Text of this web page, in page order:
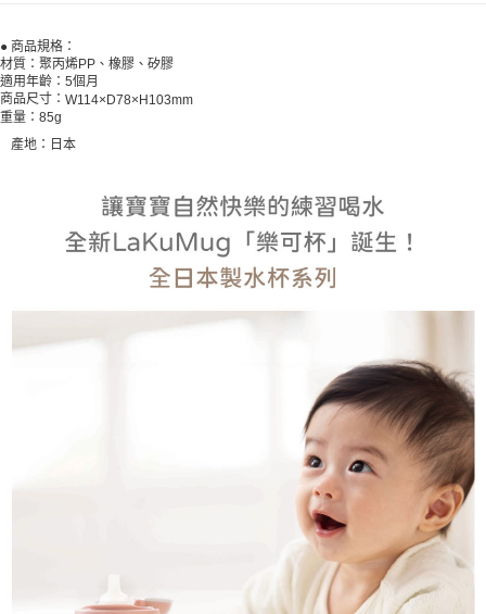
購買商品的店家。未經商家同意取消之訂單仍視為有效，需透過AFTEE先享
後付繳納相關費用。
※ 交易是否成功請以「AFTEE先享後付 」之結帳頁面顯示為準，若有關於
是否繳費成功／繳費後需取消欲退款等相關疑問，請聯繫「AFTEE先享後付
客戶支援中心」
易，需依本服務之必要範圍內提供個人資料，並將交易相關給付款項請求債
２．關於個人資料處理事宜，請瀏覽以下網址：
https://aftee.tw/terms/#terms3
３．未成年的使用者請事先徵得法定代理人或監護人之同意方可使用
４．使用「AFTEE先享後付」時，將依據個別帳號之用戶狀況，依本公司即
時審查核予不同之上限額度；若仍有額度不足之情形，本公司將視審查結果
５．嚴禁一人註冊多個帳號或使用他人資訊註冊。若發現惡意使用之情形，
恩沛科技股份有限公司將有權停止該用戶之使用額度並採取法律行動。
每筆NT$100，滿NT$590(含以上)免運費
離島宅配
每筆NT$150，滿NT$890(含以上)免運費
● 商品規格：
材質：聚丙烯PP、橡膠、矽膠
適用年齡：5個月
商品尺寸： W114×D78×H103mm
重量：85g
產地：日本